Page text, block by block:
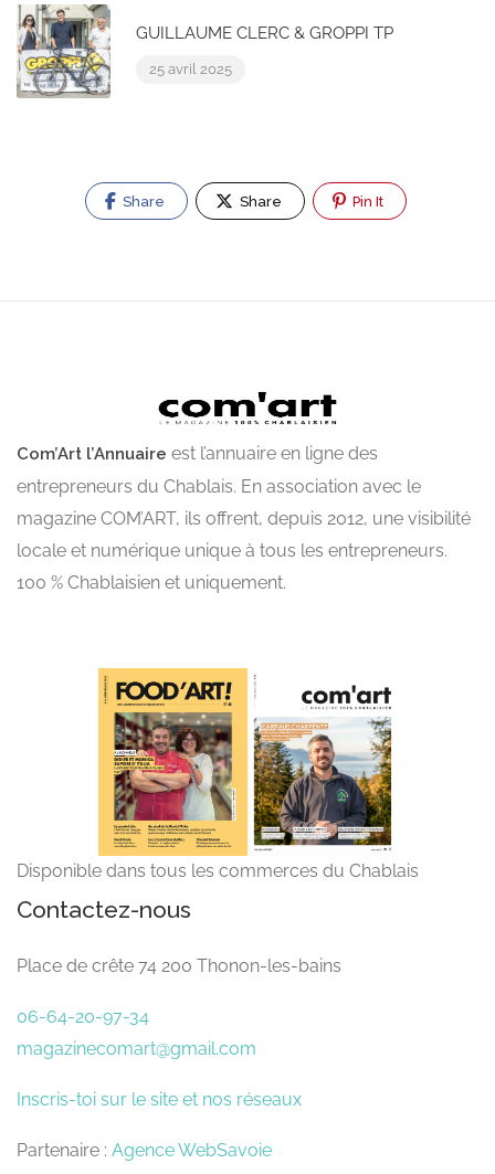
GUILLAUME CLERC & GROPPI TP
25 avril 2025
Share Share Pin It
Com’Art l’Annuaire est l’annuaire en ligne des
entrepreneurs du Chablais. En association avec le
magazine COM’ART, ils offrent, depuis 2012, une visibilité
locale et numérique unique à tous les entrepreneurs.
100 % Chablaisien et uniquement.
Disponible dans tous les commerces du Chablais
Contactez-nous
Place de crête 74 200 Thonon-les-bains
06-64-20-97-34
magazinecomart@gmail.com
Inscris-toi sur le site et nos réseaux
Partenaire : Agence WebSavoie